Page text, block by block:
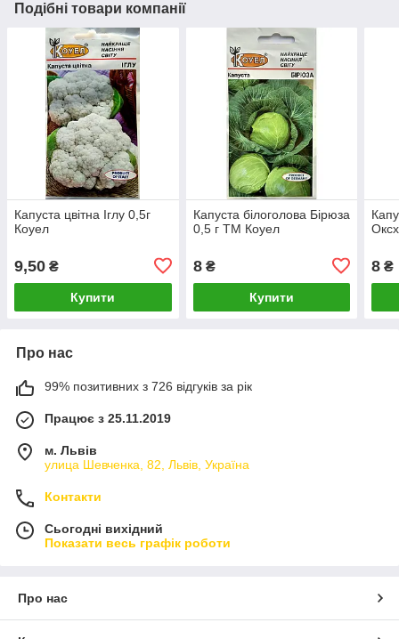
Подібні товари компанії
Капуста цвітна Іглу 0,5г
Коуел
9,50 ₴
Купити
Капуста білоголова Бірюза
0,5 г ТМ Коуел
8₴
Купити
8 ₴
Про нас
99% позитивних з 726 відгуків за рік
Працює з 25.11.2019
м. Львів
улица Шевченка, 82, Львів, Україна
Контакти
Сьогодні вихідний
Показати весь графік роботи
Про нас